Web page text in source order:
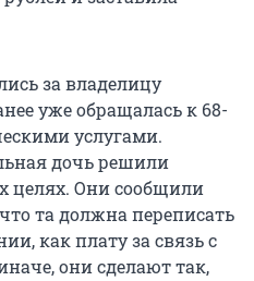
за владелицу
уже обращалась к 68-
услугами.
дочь решили
целях. Они сообщили
та должна переписать
как плату за связь с
они сделают так,